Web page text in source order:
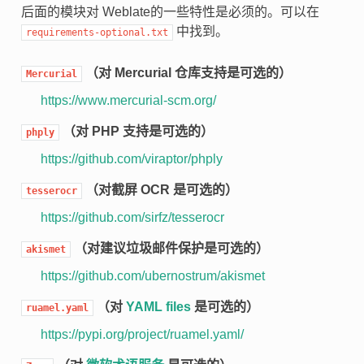
后面的模块对 Weblate的一些特性是必须的。可以在
requirements-optional.txt 中找到。
Mercurial
（对 Mercurial 仓库支持是可选的）
https://www.mercurial-scm.org/
phply
（对 PHP 支持是可选的）
https://github.com/viraptor/phply
tesserocr
（对截屏 OCR 是可选的）
https://github.com/sirfz/tesserocr
akismet
（对建议垃圾邮件保护是可选的）
https://github.com/ubernostrum/akismet
ruamel.yaml （对 YAML files是可选的）
https://pypi.org/project/ruamel.yaml/